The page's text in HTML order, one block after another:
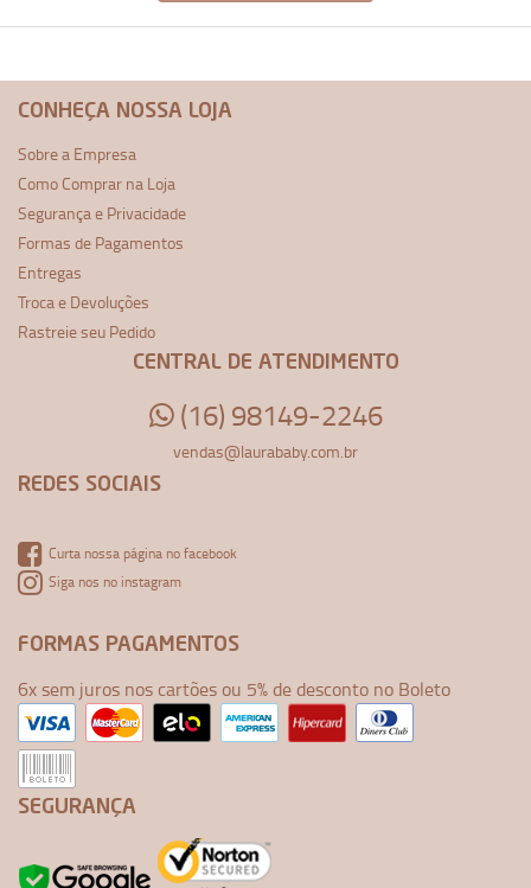
CONHEÇA NOSSA LOJA
Sobre a Empresa
Como Comprar na Loja
Segurança e Privacidade
Formas de Pagamentos
Entregas
Troca e Devoluções
Rastreie seu Pedido
CENTRAL DE ATENDIMENTO
(16) 98149-2246
vendas@laurababy.com.br
REDES SOCIAIS
Curta nossa página no facebook
Siga nos no instagram
FORMAS PAGAMENTOS
6x sem juros nos cartões ou 5% de desconto no Boleto
SEGURANÇA